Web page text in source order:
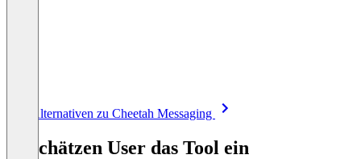
Alle Alternativen zu Cheetah Messaging
So schätzen User das Tool ein